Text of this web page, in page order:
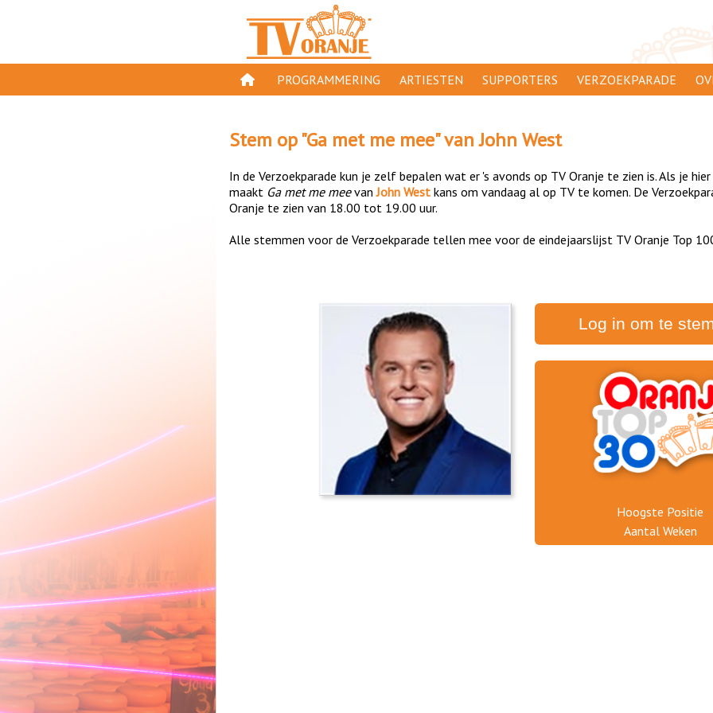
PROGRAMMERING
GESPEELD OP TV ORANJE
ORANJE KROON
TV ORANJE TOP 1000
11 VAN ORANJE
ARTIESTEN SUPPORTERS
AANMELDEN
VERZOEKPARADE
Stem op "Ga met me mee" vanJohn West
In de Verzoekparade kun je zelf bepalen wat er 's avonds op TV Oranje te zien is. Als je
maakt Ga met me meevanJohn West kans om vandaag al op TV te komen. De
Oranje te zien van 18.00 tot 19.00 uur.
Alle stemmen voor de Verzoekparade tellen mee voor de eindejaarslijst TV Oranje Top
Log in om te
Hoogste Positie
Aantal Weken